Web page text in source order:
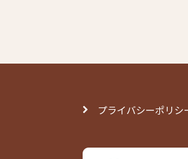
プライバシーポリシ